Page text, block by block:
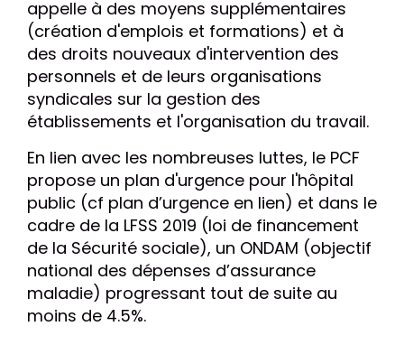
appelle à des moyens supplémentaires
(création d'emplois et formations) et à
des droits nouveaux d'intervention des
personnels et de leurs organisations
syndicales sur la gestion des
établissements et l'organisation du travail.
En lien avec les nombreuses luttes, le PCF
propose un plan d'urgence pour l'hôpital
public (cf plan d’urgence en lien) et dans le
cadre de la LFSS 2019 (loi de financement
de la Sécurité sociale), un ONDAM (objectif
national des dépenses d’assurance
maladie) progressant tout de suite au
moins de 4.5%.